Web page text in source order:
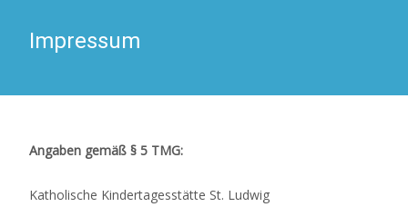
Impressum
Angaben gemäß § 5 TMG:
Katholische Kindertagesstätte St. Ludwig